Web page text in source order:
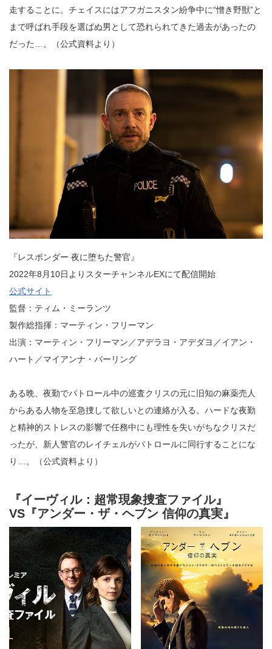
走することに。チェイスにはアフガニスタン紛争中に“憎き野獣”と
まで呼ばれ手段を選ばぬ男として恐れられてきた過去があったの
だった…。（公式資料より）
『レスポンダー 夜に堕ちた警官』
2022年8月10日よりスターチャンネルEXにて配信開始
公式サイト
監督：ティム・ミーランツ
製作総指揮：マーティン・フリーマン
出演：マーティン・フリーマン／アデラヨ・アデダヨ／イアン・
ハート／マイアンナ・バーリング
ある晩、夜勤でパトロール中の巡査クリスの元に旧知の麻薬売人
からある人物を至急捜して欲しいとの連絡が入る。ハードな夜勤
と精神的ストレスの影響で任務中にも理性を失いがちなクリスだ
ったが、新人警官のレイチェルがパトロールに同行することにな
り…。（公式資料より）
『イーヴィル：超常現象捜査ファイル』
VS『アンダー・ザ・ヘブン 信仰の真実』